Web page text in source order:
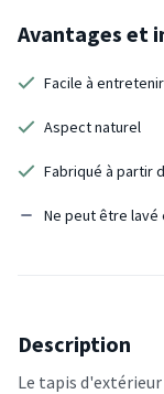
Avantages et
Facile à
Aspect naturel
Fabriqué à partir
Ne peut être lavé
Description
Le tapis